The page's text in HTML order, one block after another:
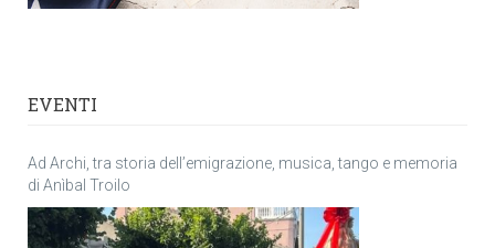
EVENTI
Ad Archi, tra storia dell’emigrazione, musica, tango e memoria
di Anìbal Troilo